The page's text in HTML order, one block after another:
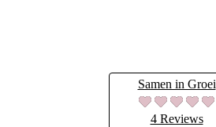
Samen in Groei
4 Reviews